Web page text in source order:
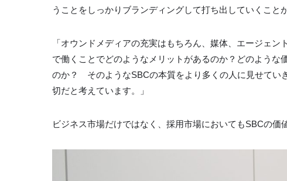
うことをしっかりブランディングして打ち出していくこと
「オウンドメディアの充実はもちろん、媒体、エージェ
で働くことでどのようなメリットがあるのか？どのよう
のか？ そのようなSBCの本質をより多くの人に見せてい
切だと考えています。」
ビジネス市場だけではなく、採用市場においてもSBCの価